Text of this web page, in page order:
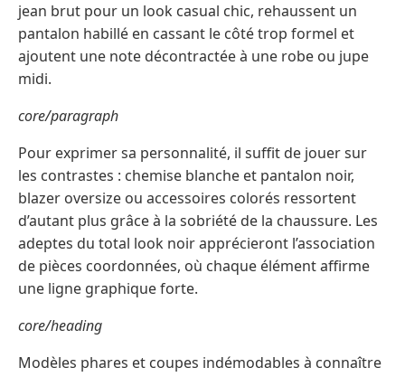
jean brut pour un look casual chic, rehaussent un
pantalon habillé en cassant le côté trop formel et
ajoutent une note décontractée à une robe ou jupe
midi.
core/paragraph
Pour exprimer sa personnalité, il suffit de jouer sur
les contrastes : chemise blanche et pantalon noir,
blazer oversize ou accessoires colorés ressortent
d’autant plus grâce à la sobriété de la chaussure. Les
adeptes du total look noir apprécieront l’association
de pièces coordonnées, où chaque élément affirme
une ligne graphique forte.
core/heading
Modèles phares et coupes indémodables à connaître